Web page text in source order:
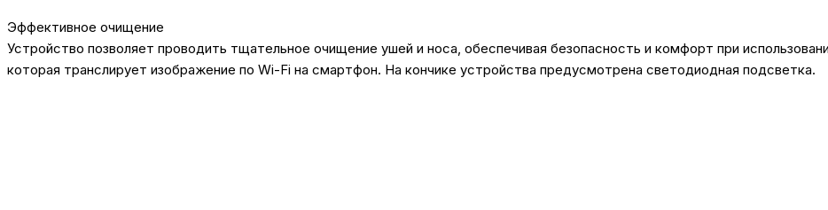
Эффективное очищение
Устройство позволяет проводить тщательное очищение ушей и носа, обеспечивая безопасность и комфорт при
которая транслирует изображение по Wi-Fi на смартфон. На кончике устройства предусмотрена светодиодная подсветка.